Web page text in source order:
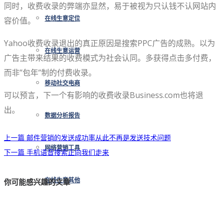
在线生意定位
在线生意运营
移动社交电商
数据分析报告
网络营销工具
在线生意其他
同时，收费收录的弊端亦显然，易于被视为只认钱不认网站内
容价值。
Yahoo收费收录退出的真正原因是搜索PPC广告的成熟。以为
广告主带来结果的收费模式为社会认同。多获得点击多付费，
而非”包年”制的付费收录。
可以预言，下一个有影响的收费收录Business.com也将退
出。
上一篇 邮件营销的发送成功率从此不再是发送技术问题
下一篇 手机语音搜索正向我们走来
你可能感兴趣的文章